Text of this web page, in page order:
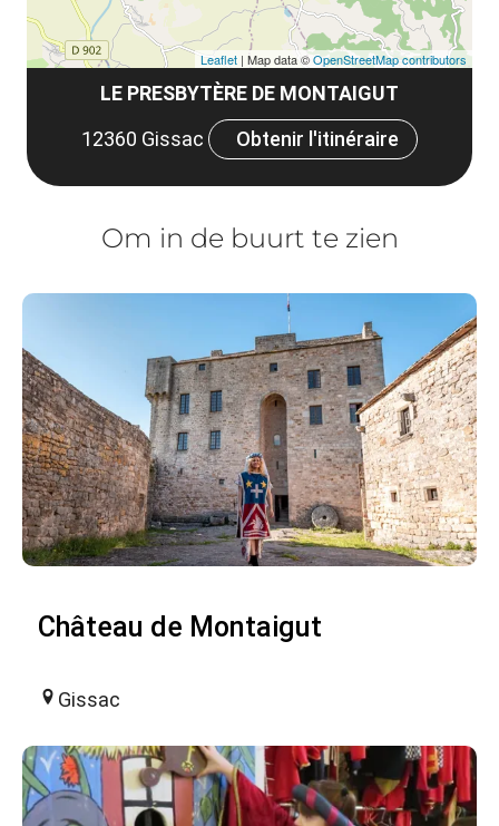
LE PRESBYTÈRE DE MONTAIGUT
12360 Gissac
Obtenir l'itinéraire
Leaflet | Map data ©OpenStreetMap contributors
Om in de buurt te zien
Château de Montaigut
Gissac